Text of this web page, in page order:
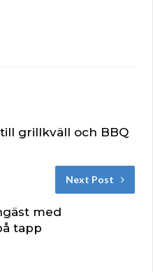
grillkväll och BBQ
Next Post
med
tapp